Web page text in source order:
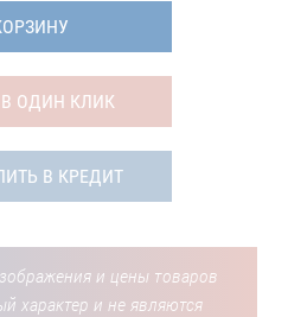
ОДИН КЛИК
В КРЕДИТ
и цены товаров
характер и не являются